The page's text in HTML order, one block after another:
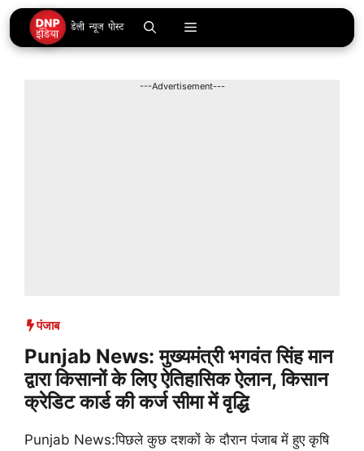
Skip
to
content
Menu
---Advertisement---
पंजाब
Punjab News: मुख्यमंत्री भगवंत सिंह मान
द्वारा किसानों के लिए ऐतिहासिक ऐलान, किसान
क्रेडिट कार्ड की कर्ज सीमा में वृद्धि
Punjab News:पिछले कुछ दशकों के दौरान पंजाब में हुए कृषि